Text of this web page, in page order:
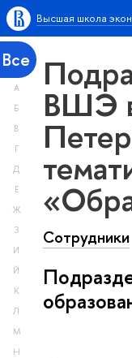
Высшая школа
Все
А
Б
В
Г
Д
Е
Ж
З
И
Й
К
Л
М
Н
ВШЭ
Сотрудники